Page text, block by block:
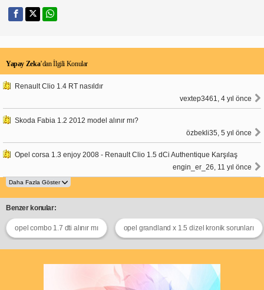
Yapay Zeka’dan İlgili Konular
Renault Clio 1.4 RT nasıldır
vextep3461, 4 yıl önce
Skoda Fabia 1.2 2012 model alınır mı?
özbekli35, 5 yıl önce
Opel corsa 1.3 enjoy 2008 - Renault Clio 1.5 dCi Authentique Karşılaş
engin_er_26, 11 yıl önce
Benzer konular:
opel combo 1.7 dti alınır mı opel grandland x 1.5 dizel kronik sorunları